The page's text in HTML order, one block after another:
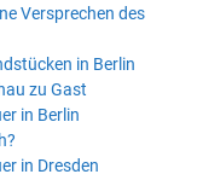
Versprechen des
in Berlin
zu Gast
in Berlin
in Dresden